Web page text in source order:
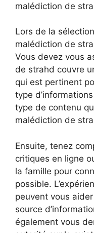
malédiction de
Lors de la
malédiction de
Vous devez vous
de strahd couvre
qui est pertinent
type
type de contenu
malédiction de
Ensuite, tenez
critiques en ligne
la famille pour
possible.
peuvent vous aider
source
également vous